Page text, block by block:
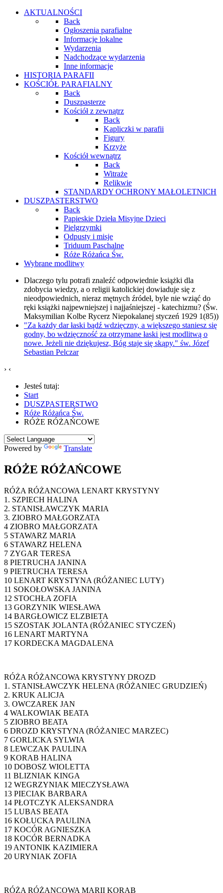
AKTUALNOŚCI
Back
Ogłoszenia parafialne
Informacje lokalne
Wydarzenia
Nadchodzące wydarzenia
Inne informacje
HISTORIA PARAFII
KOŚCIÓŁ PARAFIALNY
Back
Duszpasterze
Kościół z zewnątrz
Back
Kapliczki w parafii
Figury
Krzyże
Kościół wewnątrz
Back
Witraże
Relikwie
STANDARDY OCHRONY MAŁOLETNICH
DUSZPASTERSTWO
Back
Papieskie Dzieła Misyjne Dzieci
Pielgrzymki
Odpusty i misje
Triduum Paschalne
Róże Różańca Św.
Wybrane modlitwy
Dlaczego tylu potrafi znaleźć odpowiednie książki dla
zdobycia wiedzy, a o religii katolickiej dowiaduje się z
nieodpowiednich, nieraz mętnych źródeł, byle nie wziąć do
ręki książki najpewniejszej i najjaśniejszej - katechizmu? (Św.
Maksymilian Kolbe Rycerz Niepokalanej styczeń 1929 1(85))
"Za każdy dar łaski bądź wdzięczny, a większego staniesz się
godny, bo wdzięczność za otrzymane łaski jest modlitwą o
nowe. Jeżeli nie dziękujesz, Bóg staje się skąpy." św. Józef
Sebastian Pelczar
› ‹
Jesteś tutaj:
Start
DUSZPASTERSTWO
Róże Różańca Św.
RÓŻE RÓŻAŃCOWE
Powered by Translate
RÓŻE RÓŻAŃCOWE
RÓŻA RÓŻANCOWA LENART KRYSTYNY
1. SZPIECH HALINA
2. STANISŁAWCZYK MARIA
3. ZIOBRO MAŁGORZATA
4 ZIOBRO MAŁGORZATA
5 STAWARZ MARIA
6 STAWARZ HELENA
7 ZYGAR TERESA
8 PIETRUCHA JANINA
9 PIETRUCHA TERESA
10 LENART KRYSTYNA (RÓŻANIEC LUTY)
11 SOKOŁOWSKA JANINA
12 STOCHŁA ZOFIA
13 GORZYNIK WIESŁAWA
14 BARGŁOWICZ ELZBIETA
15 SZOSTAK JOLANTA (RÓŻANIEC STYCZEŃ)
16 LENART MARTYNA
17 KORDECKA MAGDALENA
RÓŻA RÓŻANCOWA KRYSTYNY DROZD
1. STANISŁAWCZYK HELENA (RÓŻANIEC GRUDZIEŃ)
2. KRUK ALICJA
3. OWCZAREK JAN
4 WALKOWIAK BEATA
5 ZIOBRO BEATA
6 DROZD KRYSTYNA (RÓŻANIEC MARZEC)
7 GORLICKA SYLWIA
8 LEWCZAK PAULINA
9 KORAB HALINA
10 DOBOSZ WIOLETTA
11 BLIZNIAK KINGA
12 WEGRZYNIAK MIECZYSŁAWA
13 PIECIAK BARBARA
14 PŁOTCZYK ALEKSANDRA
15 LUBAS BEATA
16 KOŁUCKA PAULINA
17 KOCÓR AGNIESZKA
18 KOCÓR BERNADKA
19 ANTONIK KAZIMIERA
20 URYNIAK ZOFIA
RÓŻA RÓŻANCOWA MARII KORAB